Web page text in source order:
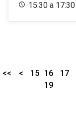
15:30 a 17:30
<< < 15 16 17
19